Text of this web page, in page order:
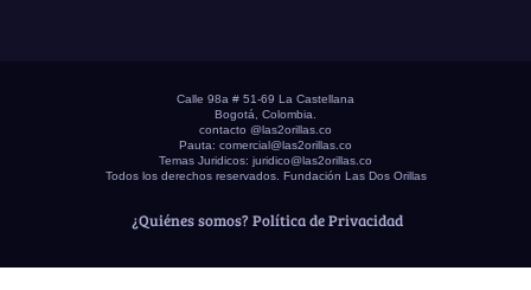
Calle 98a # 51-69 La Castellana
Bogotá, Colombia.
contacto @las2orillas.co
Pauta: comercial@las2orillas.co
Temas Juridicos: juridico@las2orillas.co
Todos los derechos reservados. Fundación Las Dos Orillas
¿Quiénes somos? Política de Privacidad